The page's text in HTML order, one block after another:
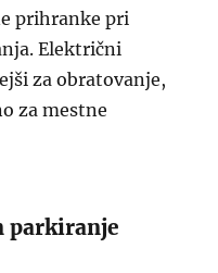
prihranke pri
Električni
za obratovanje,
za mestne
parkiranje